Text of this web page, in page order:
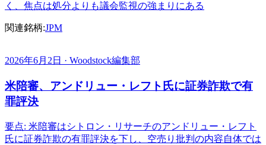
く、焦点は処分よりも議会監視の強まりにある
関連銘柄:JPM
2026年6月2日 · Woodstock編集部
米陪審、アンドリュー・レフト氏に証券詐欺で有
罪評決
要点: 米陪審はシトロン・リサーチのアンドリュー・レフト
氏に証券詐欺の有罪評決を下し、空売り批判の内容自体では